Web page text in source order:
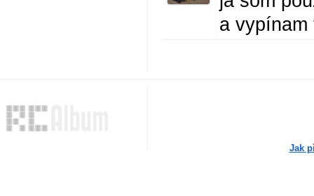
a vypínam
Jak